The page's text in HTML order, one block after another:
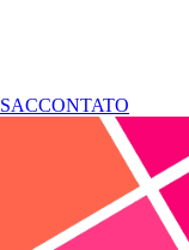
SACCONTATO